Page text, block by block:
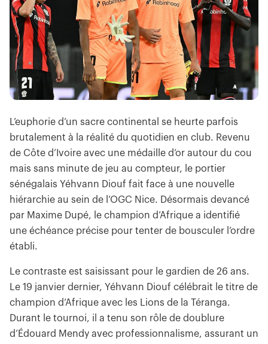
L’euphorie d’un sacre continental se heurte parfois
brutalement à la réalité du quotidien en club. Revenu
de Côte d’Ivoire avec une médaille d’or autour du cou
mais sans minute de jeu au compteur, le portier
sénégalais Yéhvann Diouf fait face à une nouvelle
hiérarchie au sein de l’OGC Nice. Désormais devancé
par Maxime Dupé, le champion d’Afrique a identifié
une échéance précise pour tenter de bousculer l’ordre
établi.
Le contraste est saisissant pour le gardien de 26 ans.
Le 19 janvier dernier, Yéhvann Diouf célébrait le titre de
champion d’Afrique avec les Lions de la Téranga.
Durant le tournoi, il a tenu son rôle de doublure
d’Édouard Mendy avec professionnalisme, assurant un